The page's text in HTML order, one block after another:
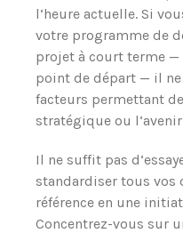
l‘heure actuelle. Si
votre programme de
projet à court terme
point de départ — il ne
facteurs permettant
stratégique ou
Il ne suffit pas
standardiser tous vos
référence en une
Concentrez-vous sur